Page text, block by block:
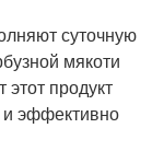
суточную
мякоти
продукт
и эффективно